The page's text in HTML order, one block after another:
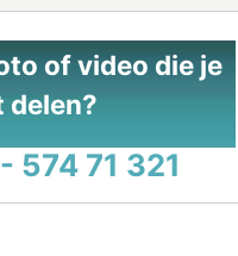
of video die je
delen?
574 71 321